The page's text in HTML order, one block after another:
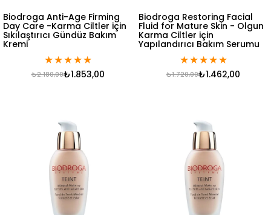
Biodroga Anti-Age Firming
Day Care -Karma Ciltler için
Sıkılaştırıcı Gündüz Bakım
Kremi
★★★★★
₺1.853,00
₺2.180,00
Biodroga Restoring Facial
Fluid for Mature Skin - Olgun
Karma Ciltler için
Yapılandırıcı Bakım Serumu
★★★★★
₺1.462,00
₺1.720,00